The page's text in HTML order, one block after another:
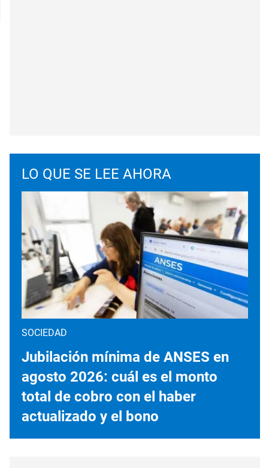
LO QUE SE LEE AHORA
SOCIEDAD
Jubilación mínima de ANSES en
agosto 2026: cuál es el monto
total de cobro con el haber
actualizado y el bono